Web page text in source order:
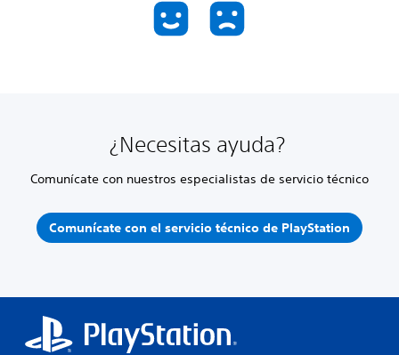
¿Necesitas ayuda?
Comunícate con nuestros especialistas de servicio técnico
Comunícate con el servicio técnico de PlayStation